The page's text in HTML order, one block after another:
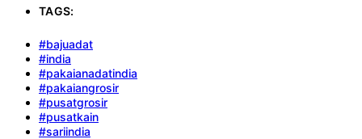
TAGS:
#bajuadat
#india
#pakaianadatindia
#pakaiangrosir
#pusatgrosir
#pusatkain
#sariindia